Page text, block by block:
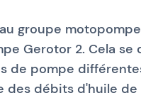
groupe
Gerotor 2. Cela se
de pompe
des débits d'huile de